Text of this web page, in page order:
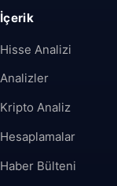
İçerik
Hisse Analizi
Analizler
Kripto Analiz
Hesaplamalar
Haber Bülteni